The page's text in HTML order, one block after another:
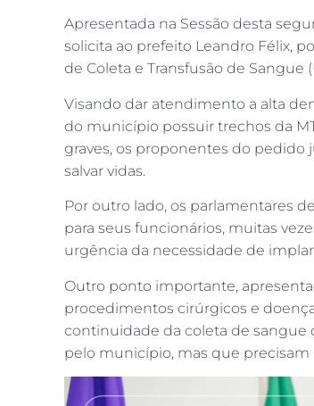
Apresentada na Sessão desta
solicita ao prefeito Leandro Félix,
de Coleta e Transfusão de
Visando dar atendimento a alta
do município possuir trechos da
graves, os proponentes do pedido
salvar vidas.
Por outro lado, os parlamentares
para seus funcionários, muitas
urgência da necessidade de
Outro ponto importante,
procedimentos cirúrgicos e
continuidade da coleta de sangue
pelo município, mas que